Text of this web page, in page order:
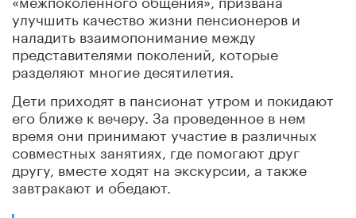
улучшить качество жизни пенсионеров и
наладить взаимопонимание между
представителями поколений, которые
разделяют многие десятилетия.
Дети приходят в пансионат утром и покидают
его ближе к вечеру. За проведенное в нем
время они принимают участие в различных
совместных занятиях, где помогают друг
другу, вместе ходят на экскурсии, а также
завтракают и обедают.